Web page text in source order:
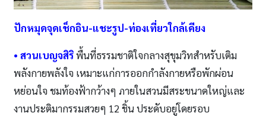
ปักหมุดจุดเช็กอิน-แชะรูป-ท่องเที่ยวใกล้เคียง
• สวนเบญจสิริพื้นที่ธรรมชาติใจกลางสุขุมวิทสำหรับเติม
พลังกายพลังใจ เหมาะแก่การออกกำลังกายหรือพักผ่อน
หย่อนใจ ชมท้องฟ้ากว้างๆ ภายในสวนมีสระขนาดใหญ่และ
งานประติมากรรมสวยๆ 12 ชิ้น ประดับอยู่โดยรอบ